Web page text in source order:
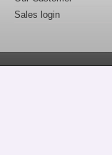
Sales login